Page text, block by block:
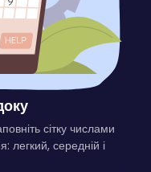
сітку числами
легкий, середній і